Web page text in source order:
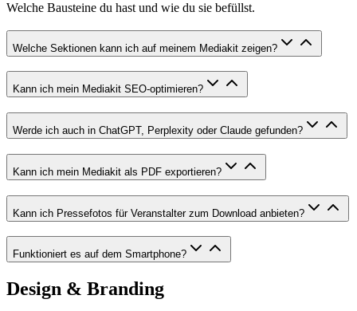
Welche Bausteine du hast und wie du sie befüllst.
Welche Sektionen kann ich auf meinem Mediakit zeigen?
Kann ich mein Mediakit SEO-optimieren?
Werde ich auch in ChatGPT, Perplexity oder Claude gefunden?
Kann ich mein Mediakit als PDF exportieren?
Kann ich Pressefotos für Veranstalter zum Download anbieten?
Funktioniert es auf dem Smartphone?
Design & Branding